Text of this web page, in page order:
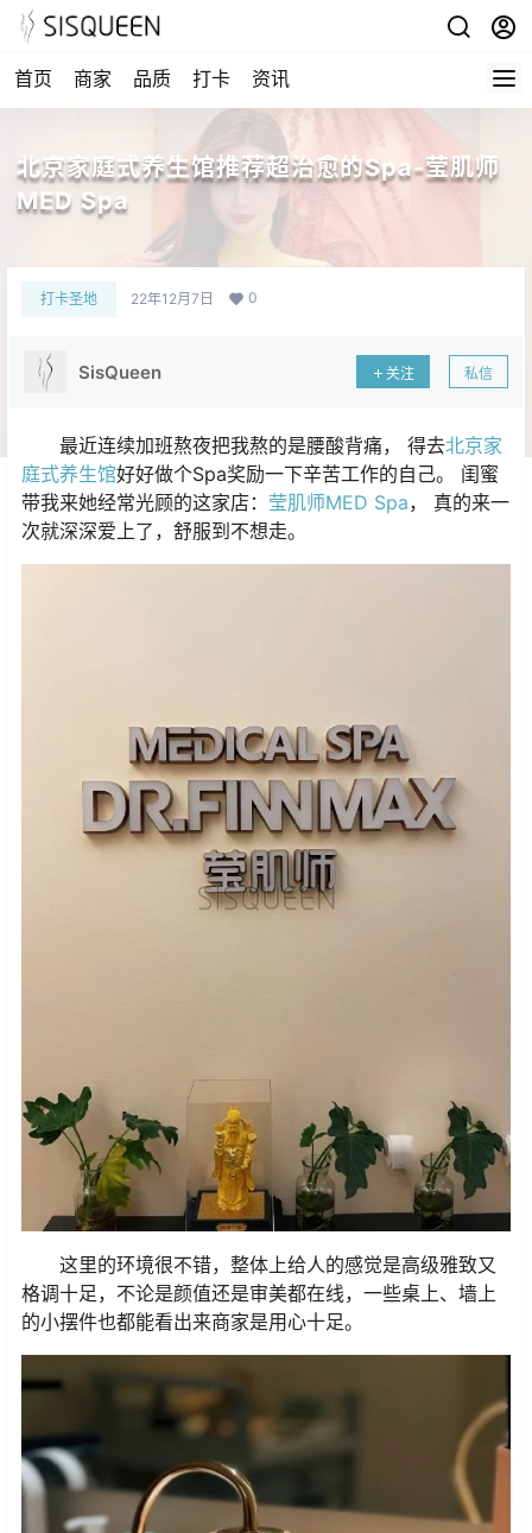
首页 商家 品质 打卡 资讯
北京家庭式养生馆推荐超治愈的Spa-莹肌师
MED Spa
打卡圣地 22年12月7日 0
SisQueen 关注 私信
最近连续加班熬夜把我熬的是腰酸背痛， 得去北京家
庭式养生馆好好做个Spa奖励一下辛苦工作的自己。 闺蜜
带我来她经常光顾的这家店： 莹肌师MED Spa， 真的来一
次就深深爱上了，舒服到不想走。
这里的环境很不错，整体上给人的感觉是高级雅致又
格调十足，不论是颜值还是审美都在线，一些桌上、墙上
的小摆件也都能看出来商家是用心十足。